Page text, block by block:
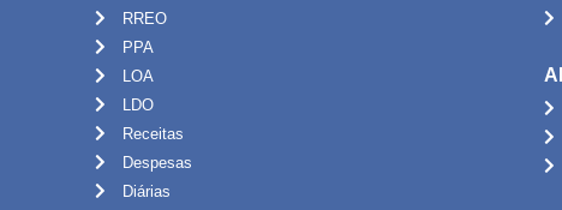
RREO
PPA
LOA
LDO
Receitas
Despesas
Diárias